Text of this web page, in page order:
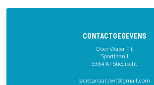
CONTACTGEGEVENS
Door Water Fit
Sportlaan 1
3364 AT Sliedrecht
secretariaat.dwf@gmail.com